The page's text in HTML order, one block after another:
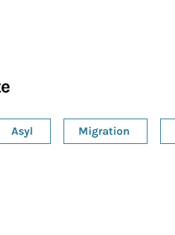
Asyl Migration